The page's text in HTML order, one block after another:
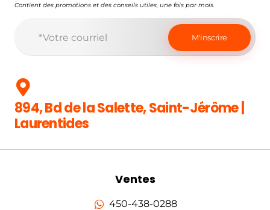
Contient des promotions et des conseils utiles, une fois par mois.
894, Bd de la Salette, Saint-Jérôme |
Laurentides
Ventes
450-438-0288